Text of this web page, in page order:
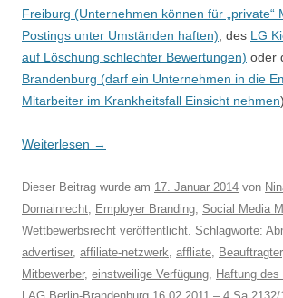
Freiburg (Unternehmen können für „private“
Postings unter Umständen haften) , des LG
auf Löschung schlechter Bewertungen) oder
Brandenburg (darf ein Unternehmen in die
Mitarbeiter im Krankheitsfall Einsicht nehmen).
Weiterlesen →
Dieser Beitrag wurde am 17. Januar 2014 von
Domainrecht, Employer Branding, Social Media
Wettbewerbsrecht veröffentlicht. Schlagworte:
advertiser, affiliate-netzwerk, affliate, Beauftragter
Mitbewerber, einstweilige Verfügung, Haftung